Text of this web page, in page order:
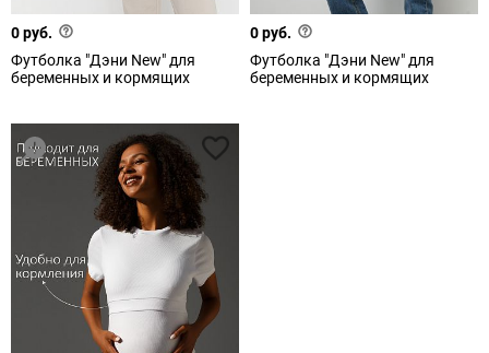
0 руб.
Футболка "Дэни New" для
беременных и кормящих
0 руб.
Футболка "Дэни New" для
беременных и кормящих